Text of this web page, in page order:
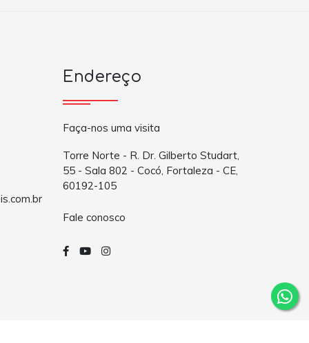
Endereço
Faça-nos uma visita
Torre Norte - R. Dr. Gilberto Studart,
55 - Sala 802 - Cocó, Fortaleza - CE,
60192-105
Fale conosco